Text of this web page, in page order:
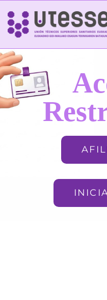
Skip
content
Inicio
QUIÉNES SOMOS